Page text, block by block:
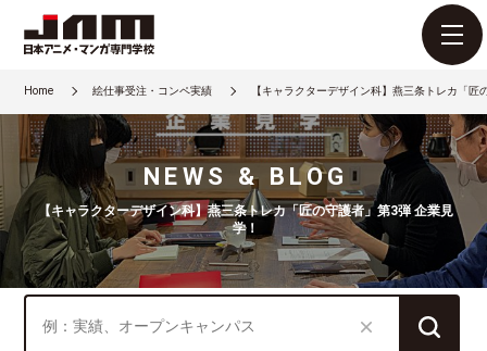
Home 絵仕事受注・コンペ実績 【キャラクターデザイン科】燕三条トレカ「匠
NEWS & BLOG
【キャラクターデザイン科】燕三条トレカ「匠の守護者」第3弾 企業見
学！